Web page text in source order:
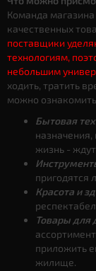
Команда магазина
качественных
поставщики
технологиям,
небольшим
ходить, тратить
можно
Бытовая
жизнь -
пригодятся
Красота и
Товары для
приложить
жилище.